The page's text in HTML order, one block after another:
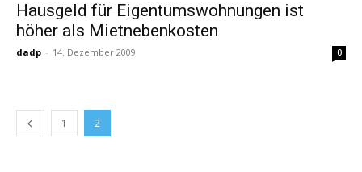
Hausgeld für Eigentumswohnungen ist
höher als Mietnebenkosten
dadp - 14. Dezember 2009 0
1 2